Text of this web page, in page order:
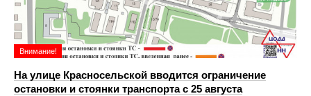
Внимание!
На улице Красносельской вводится ограничение
остановки и стоянки транспорта с 25 августа